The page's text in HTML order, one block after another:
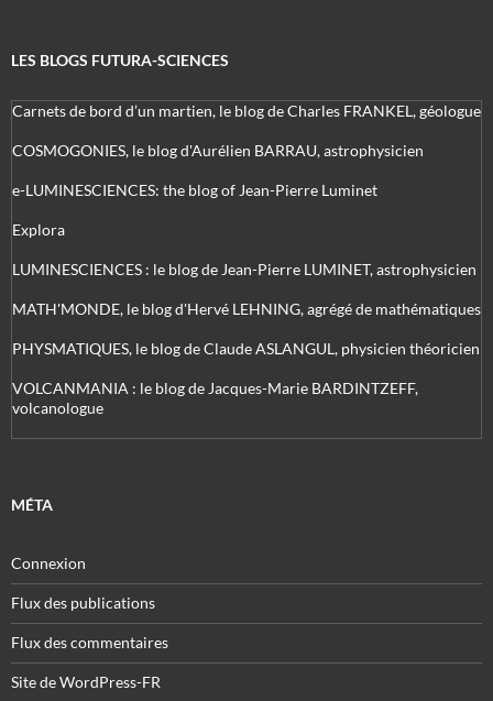
LES BLOGS FUTURA-SCIENCES
Carnets de bord d’un martien, le blog de Charles FRANKEL, géologue
COSMOGONIES, le blog d'Aurélien BARRAU, astrophysicien
e-LUMINESCIENCES: the blog of Jean-Pierre Luminet
Explora
LUMINESCIENCES : le blog de Jean-Pierre LUMINET, astrophysicien
MATH'MONDE, le blog d'Hervé LEHNING, agrégé de mathématiques
PHYSMATIQUES, le blog de Claude ASLANGUL, physicien théoricien
VOLCANMANIA : le blog de Jacques-Marie BARDINTZEFF,
volcanologue
MÉTA
Connexion
Flux des publications
Flux des commentaires
Site de WordPress-FR